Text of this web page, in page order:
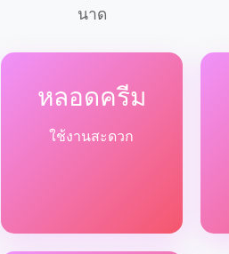
นาด
หลอดครีม
ใช้งานสะดวก